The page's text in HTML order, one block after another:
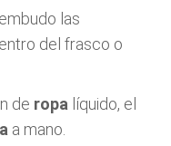
las
del frasco o
de ropa líquido, el
a mano.